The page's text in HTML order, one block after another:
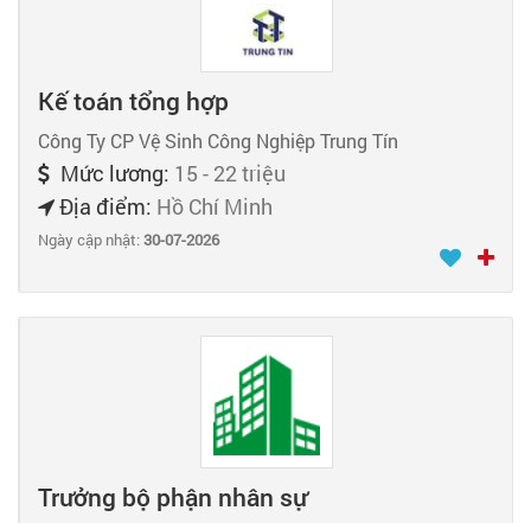
Kế toán tổng hợp
Công Ty CP Vệ Sinh Công Nghiệp Trung Tín
Mức lương: 15 - 22 triệu
Địa điểm: Hồ Chí Minh
Ngày cập nhật:30-07-2026
Trưởng bộ phận nhân sự